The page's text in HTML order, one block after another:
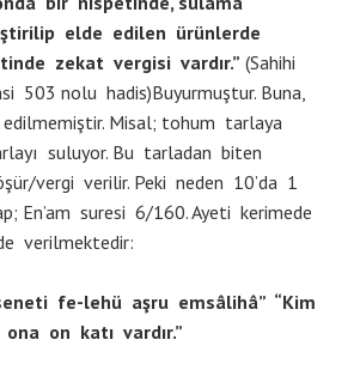
elde edilen ürünlerde
zekat vergisi vardır.” (Sahihi
503 nolu hadis)Buyurmuştur. Buna,
Misal; tohum tarlaya
suluyor. Bu tarladan biten
vergi verilir. Peki neden 10’da 1
En’am suresi 6/160. Ayeti kerimede
verilmektedir:
fe-lehü aşru emsâlihâ” “Kim
on katı vardır.”